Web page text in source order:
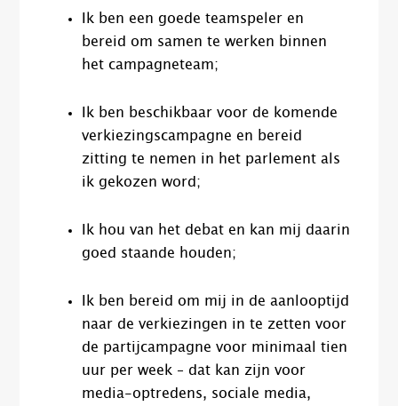
Ik ben een goede teamspeler en
bereid om samen te werken binnen
het campagneteam;
Ik ben beschikbaar voor de komende
verkiezingscampagne en bereid
zitting te nemen in het parlement als
ik gekozen word;
Ik hou van het debat en kan mij daarin
goed staande houden;
Ik ben bereid om mij in de aanlooptijd
naar de verkiezingen in te zetten voor
de partijcampagne voor minimaal tien
uur per week – dat kan zijn voor
media-optredens, sociale media,